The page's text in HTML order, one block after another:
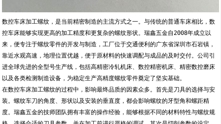
数控车床加工螺纹，是当前精密制造的主流方式之一。与传统的普通车床相比，数
控车床能够实现更高的加工精度和更复杂的螺纹形状。瑞鑫五金自2008年成立以
来，便专注于螺纹零件的开发与制造，工厂位于交通便利的广东省深圳市石岩镇，
靠近水观高速，地理位置优越，便于原材料的快速调配与成品的及时交付。公司引
进全球先进的全型号生产线，包括高精密冷轧机床、数控精密机床、精密数控磨床
以及各类检测制造设备，为稳定生产高精度螺纹零件奠定了坚实基础。
在数控车床加工螺纹的过程中，影响最终品质的因素众多。首先是刀具的选择与安
装。螺纹车刀的角度、形状以及安装的垂直度，都会影响螺纹的牙型角和螺距精
度。瑞鑫五金的技师团队拥有丰富的操作经验，能够根据不同的材料特性与螺纹规